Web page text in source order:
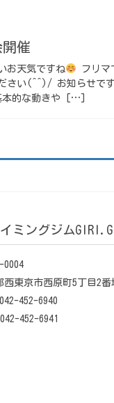
催
お天気ですね
フリマ
さい(^^)/ お知らせで
本的な動きや […]
ミングジム
0004
西東京市西原町5丁目2番
452-6940
452-6941